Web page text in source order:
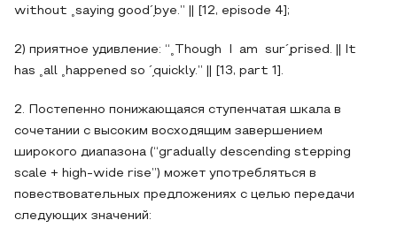
without ˳saying good´̗bye.” || [12, episode 4];
2) приятное удивление: “˳Though I am sur´̗prised. || It
has ˳all ˳happened so ´̗quickly.” || [13, part 1].
2. Постепенно понижающаяся ступенчатая шкала в
сочетании с высоким восходящим завершением
широкого диапазона (“gradually descending stepping
scale + high-wide rise”) может употребляться в
повествовательных предложениях с целью передачи
следующих значений: